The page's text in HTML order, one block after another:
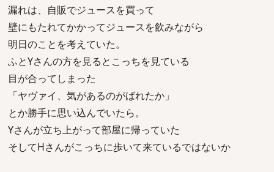
漏れは、自販でジュースを買って
壁にもたれてかかってジュースを飲みながら
明日のことを考えていた。
ふとYさんの方を見るとこっちを見ている
目が合ってしまった
「ヤヴァイ、気があるのがばれたか」
とか勝手に思い込んでいたら。
Yさんが立ち上がって部屋に帰っていた
そしてHさんがこっちに歩いて来ているではないか